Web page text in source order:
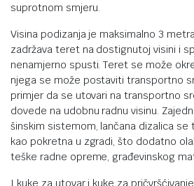
suprotnom smjeru.
Visina podizanja je maksimalno 3
zadržava teret na dostignutoj visini i
nenamjerno spusti. Teret se može
njega se može postaviti transportno
primjer da se utovari na transportno
dovede na udobnu radnu visinu.
šinskim sistemom, lančana dizalica
kao pokretna u zgradi, što dodatno
teške radne opreme, građevinskog
I kuke za utovar i kuke za